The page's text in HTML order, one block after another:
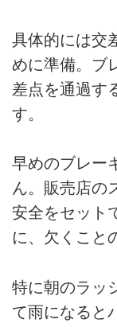
具体的には交
めに準備。ブ
差点を通過す
す。
早めのブレー
ん。販売店の
安全をセット
に、欠くこと
特に朝のラッ
て雨になると